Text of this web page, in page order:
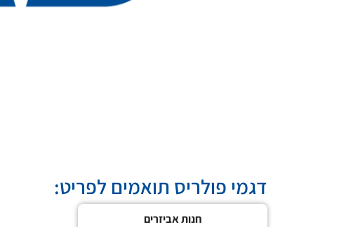
דגמי פולריס תואמים לפריט:
חנות אביזרים